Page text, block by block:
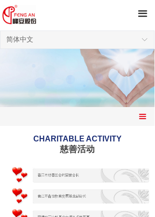
끀
ꀅ
简体中文
끀
CHARITABLE ACTIVITY
慈善活动